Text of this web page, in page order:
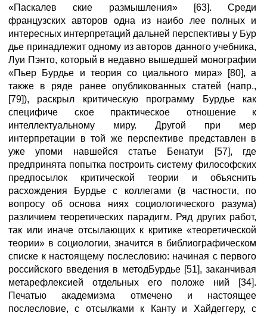
«Паскалев ские размышления» [63]. Среди
французских авторов одна из наибо лее полных и
интересных интерпретаций дальней перспективы у Бур
дье принадлежит одному из авторов данного учебника,
Луи Пэнто, который в недавно вышедшей монографии
«Пьер Бурдье и теория со циального мира» [80], а
также в ряде ранее опубликованных статей (напр.,
[79]), раскрыл критическую программу Бурдье как
специфиче ское практическое отношение к
интеллектуальному миру. Другой при мер
интерпретации в той же перспективе представлен в
уже упоми навшейся статье Бенатуи [57], где
предпринята попытка построить систему философских
предпосылок критической теории и объяснить
расхождения Бурдье с коллегами (в частности, по
вопросу об основа ниях социологического разума)
различием теоретических парадигм. Ряд других работ,
так или иначе отсылающих к критике «теоретической
теории» в социологии, значится в библиографическом
списке к настоящему послесловию: начиная с первого
российского введения в методБурдье [51], заканчивая
метарефлексией отдельных его положе ний [34].
Печатью академизма отмечено и настоящее
послесловие, с отсылками к Канту и Хайдеггеру, с